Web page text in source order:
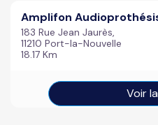
Amplifon
183 Rue Jean Jaurès,
11210 Port-la-Nouvelle
18.17 Km
Voir